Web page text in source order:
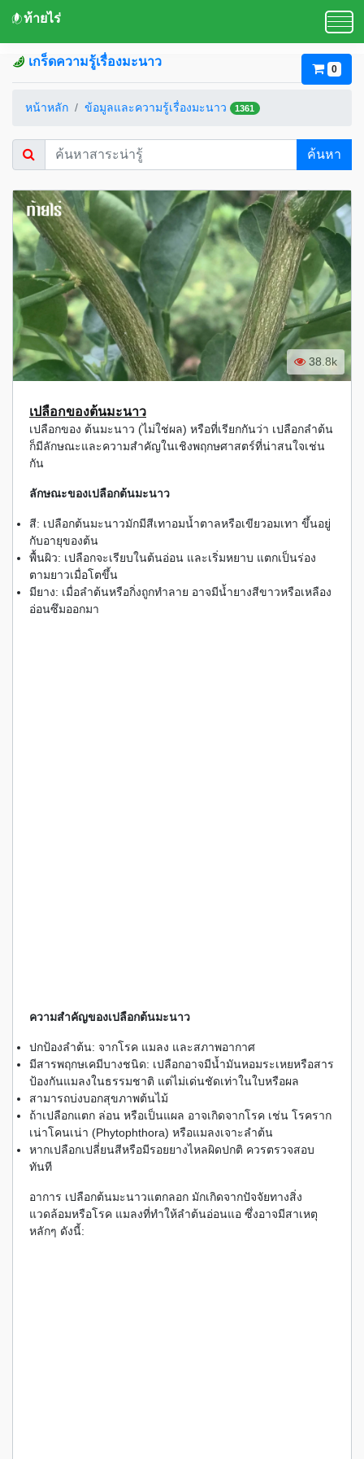
ท้ายไร่
เกร็ดความรู้เรื่องมะนาว
0
หน้าหลัก ข้อมูลและความรู้เรื่องมะนาว 1361
ค้นหา
38.8k
เปลือกของต้นมะนาว
เปลือกของ ต้นมะนาว (ไม่ใช่ผล) หรือที่เรียกกันว่า เปลือกลำต้น
ก็มีลักษณะและความสำคัญในเชิงพฤกษศาสตร์ที่น่าสนใจเช่น
กัน
ลักษณะของเปลือกต้นมะนาว
สี: เปลือกต้นมะนาวมักมีสีเทาอมน้ำตาลหรือเขียวอมเทา ขึ้นอยู่
กับอายุของต้น
พื้นผิว: เปลือกจะเรียบในต้นอ่อน และเริ่มหยาบ แตกเป็นร่อง
ตามยาวเมื่อโตขึ้น
มียาง: เมื่อลำต้นหรือกิ่งถูกทำลาย อาจมีน้ำยางสีขาวหรือเหลือง
อ่อนซึมออกมา
ความสำคัญของเปลือกต้นมะนาว
ปกป้องลำต้น: จากโรค แมลง และสภาพอากาศ
มีสารพฤกษเคมีบางชนิด: เปลือกอาจมีน้ำมันหอมระเหยหรือสาร
ป้องกันแมลงในธรรมชาติ แต่ไม่เด่นชัดเท่าในใบหรือผล
สามารถบ่งบอกสุขภาพต้นไม้
ถ้าเปลือกแตก ล่อน หรือเป็นแผล อาจเกิดจากโรค เช่น โรคราก
เน่าโคนเน่า (Phytophthora) หรือแมลงเจาะลำต้น
หากเปลือกเปลี่ยนสีหรือมีรอยยางไหลผิดปกติ ควรตรวจสอบ
ทันที
อาการ เปลือกต้นมะนาวแตกลอก มักเกิดจากปัจจัยทางสิ่ง
แวดล้อมหรือโรค แมลงที่ทำให้ลำต้นอ่อนแอ ซึ่งอาจมีสาเหตุ
หลักๆ ดังนี้: